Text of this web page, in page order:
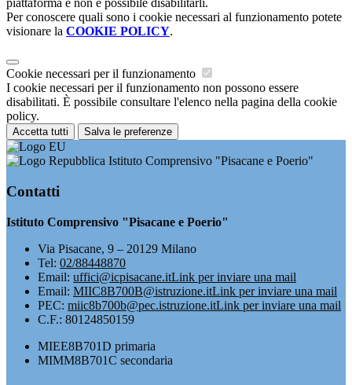
piattaforma e non è possibile disabilitarli.
Per conoscere quali sono i cookie necessari al funzionamento potete
visionare la COOKIE POLICY.
Cookie necessari per il funzionamento
I cookie necessari per il funzionamento non possono essere
disabilitati. È possibile consultare l'elenco nella pagina della cookie
policy.
Accetta tutti Salva le preferenze
Istituto Comprensivo "Pisacane e Poerio"
Contatti
Istituto Comprensivo "Pisacane e Poerio"
Via Pisacane, 9 – 20129 Milano
Tel: 02/88448870
Email: uffici@icpisacane.itLink per inviare una mail
Email: MIIC8B700B@istruzione.itLink per inviare una mail
PEC: miic8b700b@pec.istruzione.itLink per inviare una mail
C.F.: 80124850159
MIEE8B701D primaria
MIMM8B701C secondaria